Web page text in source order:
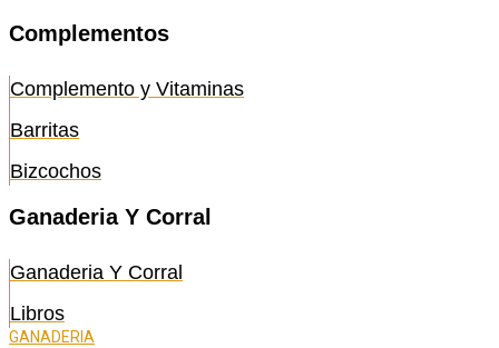
Complementos
Complemento y Vitaminas
Barritas
Bizcochos
Ganaderia Y Corral
Ganaderia Y Corral
Libros
GANADERIA